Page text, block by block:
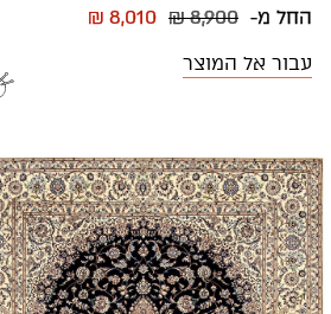
החל מ- ₪ 8,900
₪ 8,010
עבור אל המוצר